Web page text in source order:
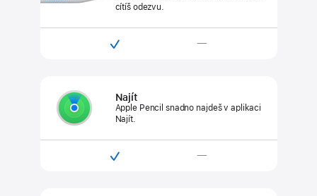
cítíš odezvu.
Kompatibilní

(USB‑C)
—
Najít
Apple Pencil snadno najdešv aplikaci
Najít.
Kompatibilní
 —